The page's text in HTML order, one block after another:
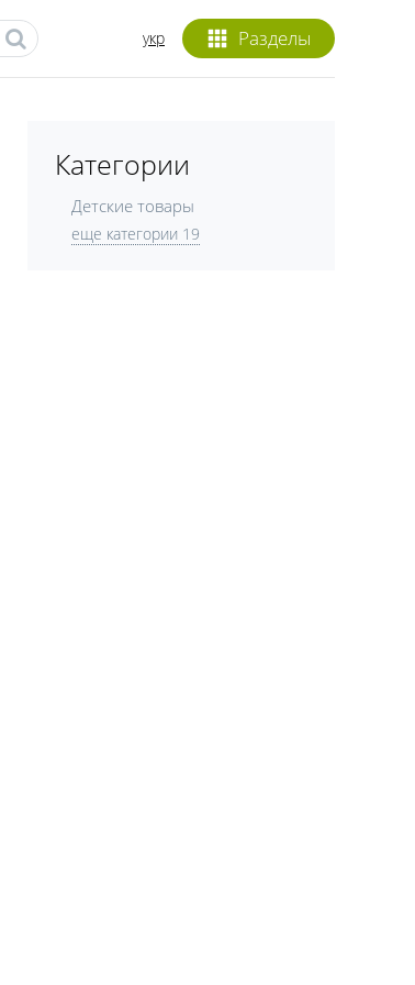
Разделы
укр
Категории
Детские товары
еще категории 19